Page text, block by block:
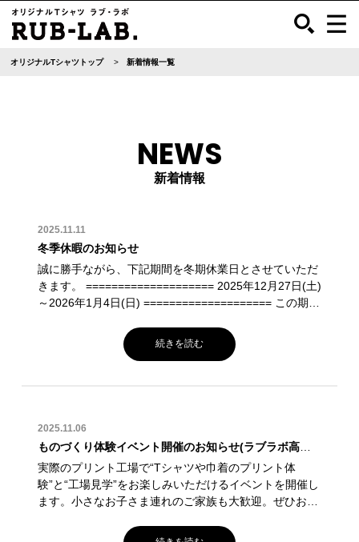
オリジナルTシャツトップ 新着情報一覧
NEWS
新着情報
2025.11.11
冬季休暇のお知らせ
誠に勝手ながら、下記期間を冬期休業日とさせていただ
きます。 ==================== 2025年12月27日(土)
～2026年1月4日(日) ==================== この期間
させていただきます。 ご迷惑おかけいたしますが、何卒
宜しくお願い致します。
続きを読む
2025.11.06
ものづくり体験イベント開催のお知らせ(ラブラボ高松 本社・工場)
実際のプリント工場で“Tシャツや巾着のプリント体
験”と“工場見学”をお楽しみいただけるイベントを開催し
ます。小さなお子さま連れのご家族も大歓迎。ぜひお気
間:① 10:00–12:00/② 14:00–16:00 会場:ラブラボ高松